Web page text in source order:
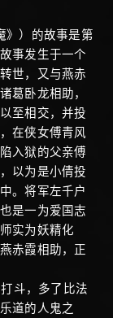
）的故事是第
事发生于一个
世，又与燕赤
葛卧龙相助，
至相交，并投
在侠女傅青风
入狱的父亲傅
以为是小倩投
。将军左千户
是一为爱国志
实为妖精化
赤霞相助，正
斗，多了比法
道的人鬼之